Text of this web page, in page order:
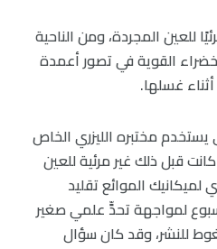
للعين المجردة، ومن الناحية
القوية في تصور أعمدة
غسلها.
يستخدم مختبره الليزري الخاص
قبل ذلك غير مرئية للعين
لميكانيك الموائع تقليد
لمواجهة تحدٍّ علمي صغير
للنشر، وقد كان سؤال